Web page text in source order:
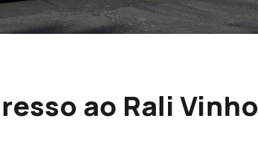
ao Rali Vinho